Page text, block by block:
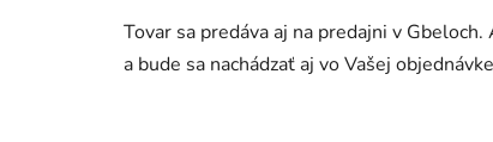
Tovar sa predáva aj na predajni v
a bude sa nachádzať aj vo Vašej